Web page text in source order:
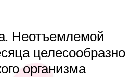
Неотъемлемой
целесообразно
организма